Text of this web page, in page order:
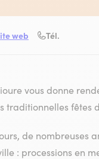
vous donne
traditionnelles fêtes
de nombreuses
: processions en
web Tél.